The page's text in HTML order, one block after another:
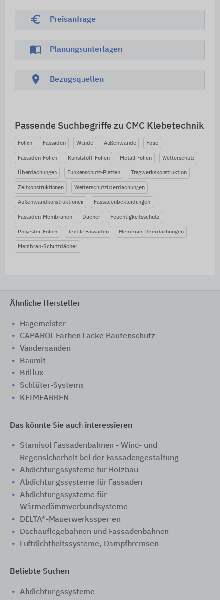
euro_symbol Preisanfrage
import_contacts Planungsunterlagen
location_on Bezugsquellen
Passende Suchbegriffe zu CMC Klebetechnik
Folien Fassaden Wände Außenwände Folie
Fassaden-Folien Kunststoff-Folien Metall-Folien Wetterschutz
Überdachungen Funkenschutz-Platten Tragwerkskonstruktion
Zeltkonstruktionen Wetterschutzüberdachungen
Außenwandkonstruktionen Fassadenbekleidungen
Fassaden-Membranen Dächer Feuchtigkeitsschutz
Polyester-Folien Textile Fassaden Membran-Überdachungen
Membran-Schutzdächer
Ähnliche Hersteller
Hagemeister
CAPAROL Farben Lacke Bautenschutz
Vandersanden
Baumit
Brillux
Schlüter-Systems
KEIMFARBEN
Das könnte Sie auch interessieren
Stamisol Fassadenbahnen - Wind- und
Regensicherheit bei der Fassadengestaltung
Abdichtungssysteme für Holzbau
Abdichtungssysteme für Fassaden
Abdichtungssysteme für
Wärmedämmverbundsysteme
DELTA®-Mauerwerkssperren
Dachauflegebahnen und Fassadenbahnen
Luftdichtheitssysteme, Dampfbremsen
Beliebte Suchen
Abdichtungssysteme